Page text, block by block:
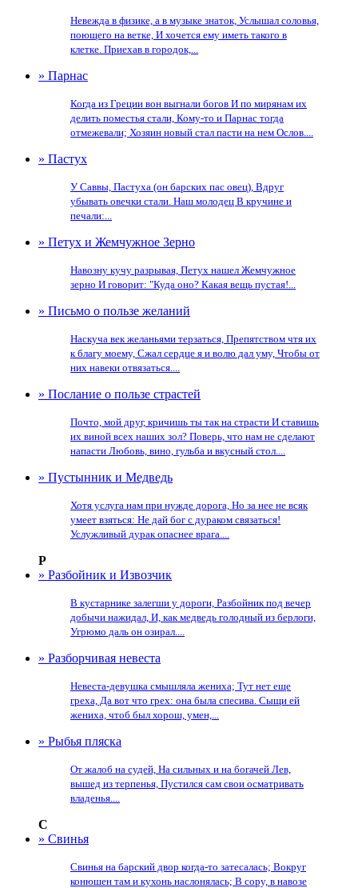
Невежда в физике, а в музыке знаток, Услышал соловья,
поющего на ветке, И хочется ему иметь такого в
клетке. Приехав в городок,...
» Парнас
Когда из Греции вон выгнали богов И по мирянам их
делить поместья стали, Кому-то и Парнас тогда
отмежевали; Хозяин новый стал пасти на нем Ослов....
» Пастух
У Саввы, Пастуха (он барских пас овец), Вдруг
убывать овечки стали. Наш молодец В кручине и
печали:...
» Петух и Жемчужное Зерно
Навозну кучу разрывая, Петух нашел Жемчужное
зерно И говорит: "Куда оно? Какая вещь пустая!...
» Письмо о пользе желаний
Наскуча век желаньями терзаться, Препятством чтя их
к благу моему, Сжал сердце я и волю дал уму, Чтобы от
них навеки отвязаться....
» Послание о пользе страстей
Почто, мой друг, кричишь ты так на страсти И ставишь
их виной всех наших зол? Поверь, что нам не сделают
напасти Любовь, вино, гульба и вкусный стол....
» Пустынник и Медведь
Хотя услуга нам при нужде дорога, Но за нее не всяк
умеет взяться: Не дай бог с дураком связаться!
Услужливый дурак опаснее врага....
Р
» Разбойник и Извозчик
В кустарнике залегши у дороги, Разбойник под вечер
добычи нажидал, И, как медведь голодный из берлоги,
Угрюмо даль он озирал....
» Разборчивая невеста
Невеста-девушка смышляла жениха; Тут нет еще
греха, Да вот что грех: она была спесива. Сыщи ей
жениха, чтоб был хорош, умен,...
» Рыбья пляска
От жалоб на судей, На сильных и на богачей Лев,
вышед из терпенья, Пустился сам свои осматривать
владенья....
С
» Свинья
Свинья на барский двор когда-то затесалась; Вокруг
конюшен там и кухонь наслонялась; В сору, в навозе